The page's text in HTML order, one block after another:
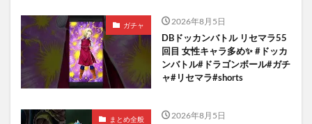
ガチャ 2026年8月5日
DBドッカンバトル リセマラ55
回目 女性キャラ多め✨️ #ドッカ
ンバトル#ドラゴンボール#ガチ
ャ#リセマラ#shorts
まとめ全般 2026年8月5日